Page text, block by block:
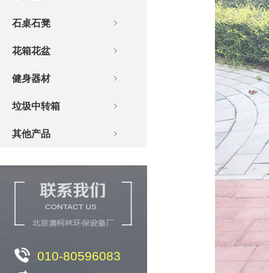
石桌石凳
花箱花盆
健身器材
垃圾中转箱
其他产品
010-80596083